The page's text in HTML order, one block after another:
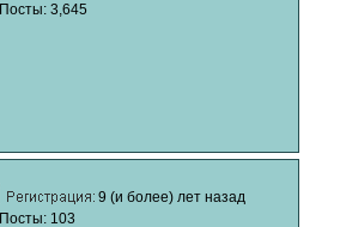
Посты: 3,645
9 (и более) лет назад
Посты: 103